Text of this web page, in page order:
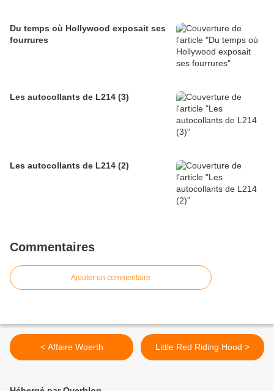
Du temps où Hollywood exposait ses
fourrures
Les autocollants de L214 (3)
Les autocollants de L214 (2)
Commentaires
Ajouter un commentaire
< Affaire Woerth Little Red Riding Hood >